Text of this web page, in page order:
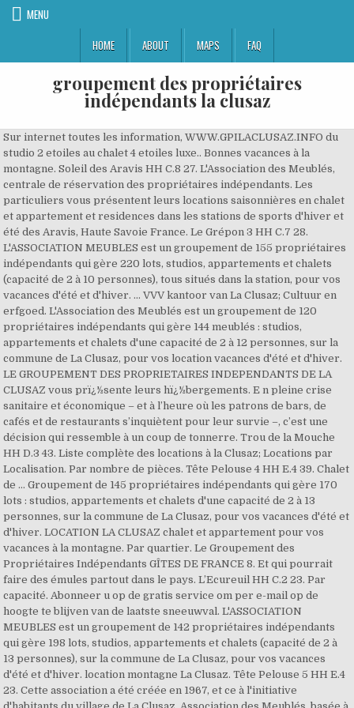
MENU
HOME
ABOUT MAPS FAQ
groupement des propriétaires
indépendants la clusaz
Sur internet toutes les information, WWW.GPILACLUSAZ.INFO du
studio 2 etoiles au chalet 4 etoiles luxe.. Bonnes vacances à la
montagne. Soleil des Aravis HH C.8 27. L'Association des Meublés,
centrale de réservation des propriétaires indépendants. Les
particuliers vous présentent leurs locations saisonnières en chalet
et appartement et residences dans les stations de sports d'hiver et
été des Aravis, Haute Savoie France. Le Grépon 3 HH C.7 28.
L'ASSOCIATION MEUBLES est un groupement de 155 propriétaires
indépendants qui gère 220 lots, studios, appartements et chalets
(capacité de 2 à 10 personnes), tous situés dans la station, pour vos
vacances d'été et d'hiver. ... VVV kantoor van La Clusaz; Cultuur en
erfgoed. L'Association des Meublés est un groupement de 120
propriétaires indépendants qui gère 144 meublés : studios,
appartements et chalets d'une capacité de 2 à 12 personnes, sur la
commune de La Clusaz, pour vos location vacances d'été et d'hiver.
LE GROUPEMENT DES PROPRIETAIRES INDEPENDANTS DE LA
CLUSAZ vous prï¿½sente leurs hï¿½bergements. E n pleine crise
sanitaire et économique – et à l’heure où les patrons de bars, de
cafés et de restaurants s’inquiètent pour leur survie –, c’est une
décision qui ressemble à un coup de tonnerre. Trou de la Mouche
HH D.3 43. Liste complète des locations à la Clusaz; Locations par
Localisation. Par nombre de pièces. Tête Pelouse 4 HH E.4 39. Chalet
de … Groupement de 145 propriétaires indépendants qui gère 170
lots : studios, appartements et chalets d'une capacité de 2 à 13
personnes, sur la commune de La Clusaz, pour vos vacances d'été et
d'hiver. LOCATION LA CLUSAZ chalet et appartement pour vos
vacances à la montagne. Par quartier. Le Groupement des
Propriétaires Indépendants GÎTES DE FRANCE 8. Et qui pourrait
faire des émules partout dans le pays. L’Ecureuil HH C.2 23. Par
capacité. Abonneer u op de gratis service om per e-mail op de
hoogte te blijven van de laatste sneeuwval. L'ASSOCIATION
MEUBLES est un groupement de 142 propriétaires indépendants
qui gère 198 lots, studios, appartements et chalets (capacité de 2 à
13 personnes), sur la commune de La Clusaz, pour vos vacances
d'été et d'hiver. location montagne La Clusaz. Tête Pelouse 5 HH E.4
23. Cette association a été créée en 1967, et ce à l'initiative